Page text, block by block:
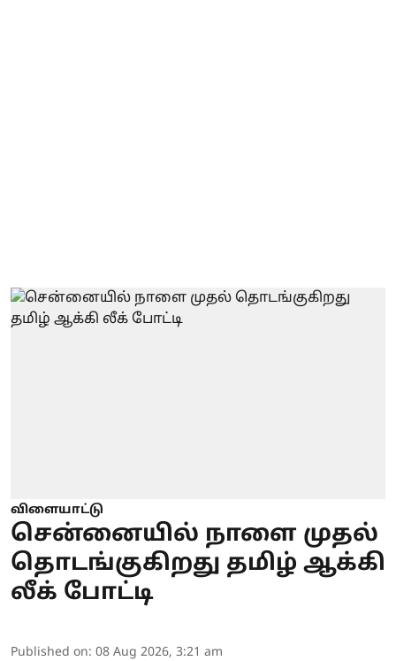
விளையாட்டு
சென்னையில் நாளை முதல்
தொடங்குகிறது தமிழ் ஆக்கி
லீக் போட்டி
Published on: 08 Aug 2026, 3:21 am